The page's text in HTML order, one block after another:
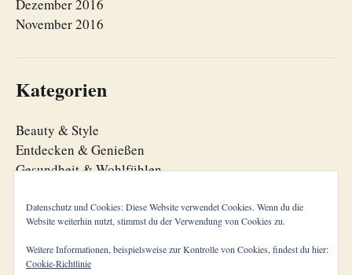
Dezember 2016
November 2016
Kategorien
Beauty & Style
Entdecken & Genießen
Gesundheit & Wohlfühlen
Lebensorganisation
Zeitgeist
Datenschutz und Cookies: Diese Website verwendet Cookies. Wenn du die
Website weiterhin nutzt, stimmst du der Verwendung von Cookies zu.
Weitere Informationen, beispielsweise zur Kontrolle von Cookies, findest du hier:
Cookie-Richtlinie